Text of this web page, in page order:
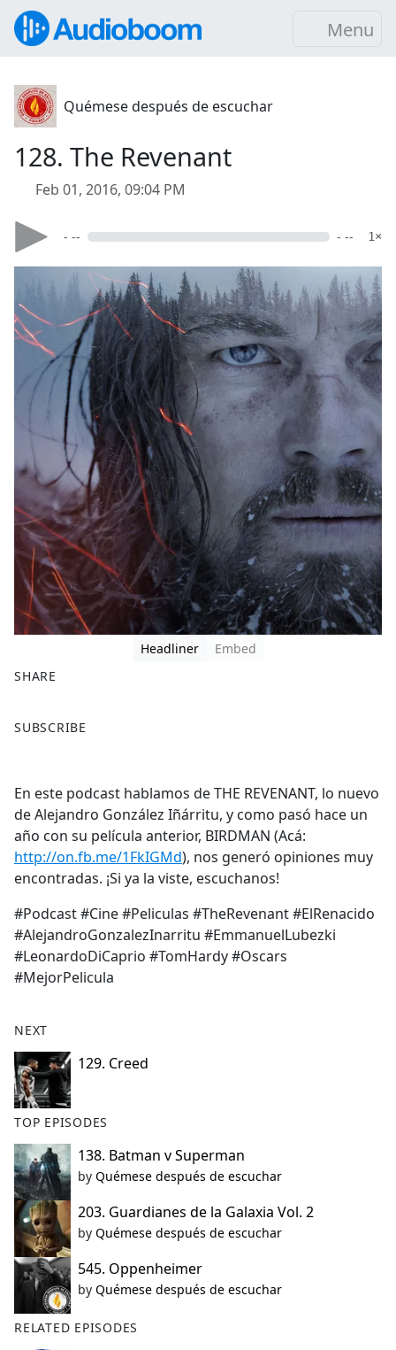
Menu
Quémese después de escuchar
128. The Revenant
Feb 01, 2016, 09:04 PM
- -- - -- 1×
Headliner
Embed
SHARE
a
b
o
o
k
SUBSCRIBE
En este podcast hablamos de THE REVENANT, lo nuevo
de Alejandro González Iñárritu, y como pasó hace un
año con su película anterior, BIRDMAN (Acá:
http://on.fb.me/1FkIGMd), nos generó opiniones muy
encontradas. ¡Si ya la viste, escuchanos!
#Podcast #Cine #Peliculas #TheRevenant #ElRenacido
#AlejandroGonzalezInarritu #EmmanuelLubezki
#LeonardoDiCaprio #TomHardy #Oscars
#MejorPelicula
NEXT
129. Creed
TOP EPISODES
138. Batman v Superman
by Quémese después de escuchar
203. Guardianes de la Galaxia Vol. 2
by Quémese después de escuchar
545. Oppenheimer
by Quémese después de escuchar
RELATED EPISODES